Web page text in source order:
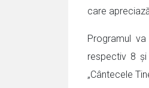
care
Programul
respectiv 8
„Cântecele